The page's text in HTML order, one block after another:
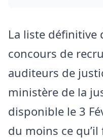
La liste définitive
concours de
auditeurs de
ministère de la
disponible le 3
du moins ce